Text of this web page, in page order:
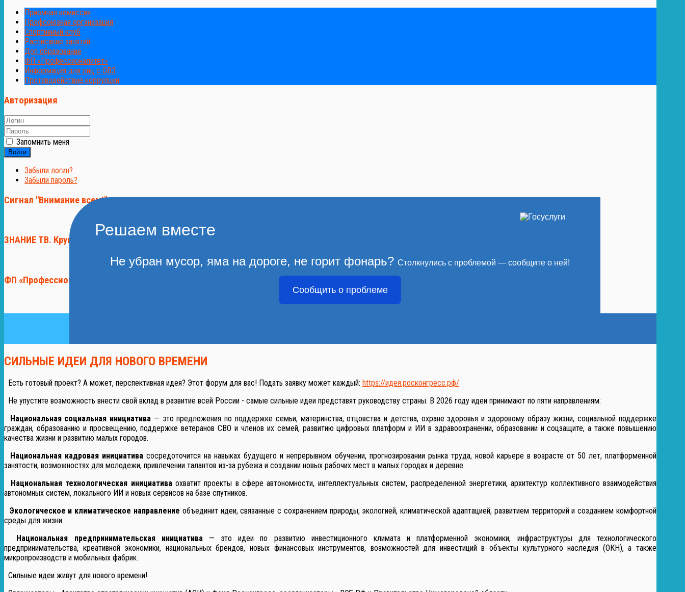
Приемная комиссия
Профсоюзная организация
Спортивный клуб
Расписание занятий
Доп образование
ФП «Профессионалитет»
Информация для лиц с ОВЗ
Противодействие коррупции
Авторизация
Запомнить меня
Войти
Забыли логин?
Забыли пароль?
Сигнал "Внимание всем!"
ЗНАНИЕ ТВ. Круглосуточная трансляция.
ФП «Профессионалитет»
Решаем вместе
Не убран мусор, яма на дороге, не горит фонарь? Столкнулись с проблемой — сообщите о ней!
Сообщить о проблеме
СИЛЬНЫЕ ИДЕИ ДЛЯ НОВОГО ВРЕМЕНИ
Есть готовый проект? А может, перспективная идея? Этот форум для вас! Подать заявку может каждый: https://идея.росконгресс.рф/
Не упустите возможность внести свой вклад в развитие всей России - самые сильные идеи представят руководству страны. В 2026 году идеи принимают по пяти направлениям:
Национальная социальная инициатива — это предложения по поддержке семьи, материнства, отцовства и детства, охране здоровья и здоровому образу жизни, социальной поддержке
граждан, образованию и просвещению, поддержке ветеранов СВО и членов их семей, развитию цифровых платформ и ИИ в здравоохранении, образовании и соцзащите, а также повышению
качества жизни и развитию малых городов.
Национальная кадровая инициатива сосредоточится на навыках будущего и непрерывном обучении, прогнозировании рынка труда, новой карьере в возрасте от 50 лет, платформенной
занятости, возможностях для молодежи, привлечении талантов из-за рубежа и создании новых рабочих мест в малых городах и деревне.
Национальная технологическая инициативаохватит проекты в сфере автономности, интеллектуальных систем, распределенной энергетики, архитектур коллективного взаимодействия
автономных систем, локального ИИ и новых сервисов на базе спутников.
Экологическое и климатическое направление объединит идеи, связанные с сохранением природы, экологией, климатической адаптацией, развитием территорий и созданием комфортной
среды для жизни.
Национальная предпринимательская инициатива — это идеи по развитию инвестиционного климата и платформенной экономики, инфраструктуры для технологического
предпринимательства, креативной экономики, национальных брендов, новых финансовых инструментов, возможностей для инвестиций в объекты культурного наследия (ОКН), а также
микропроизводств и мобильных фабрик.
Сильные идеи живут для нового времени!